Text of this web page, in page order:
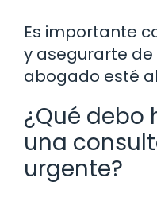
Es importante
y asegurarte de
abogado esté
¿Qué debo
una
urgente?